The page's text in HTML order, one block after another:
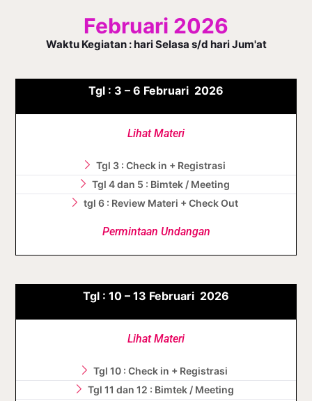
Februari 2026
Waktu Kegiatan : hari Selasa s/d hari Jum'at
Tgl : 3 – 6 Februari 2026
Lihat Materi
Tgl 3 : Check in + Registrasi
Tgl 4 dan 5 : Bimtek / Meeting
tgl 6 : Review Materi + Check Out
Permintaan Undangan
Tgl : 10 – 13 Februari 2026
Lihat Materi
Tgl 10 : Check in + Registrasi
Tgl 11 dan 12 : Bimtek / Meeting